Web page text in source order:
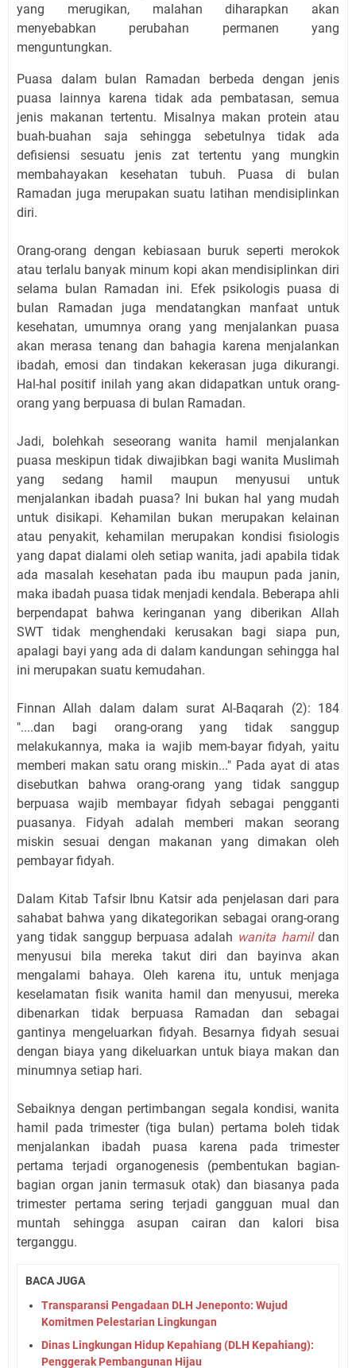
yang merugikan, malahan diharapkan akan
menyebabkan perubahan permanen yang
menguntungkan.
Puasa dalam bulan Ramadan berbeda dengan jenis
puasa lainnya karena tidak ada pembatasan, semua
jenis makanan tertentu. Misalnya makan protein atau
buah-buahan saja sehingga sebetulnya tidak ada
defisiensi sesuatu jenis zat tertentu yang mungkin
membahayakan kesehatan tubuh. Puasa di bulan
Ramadan juga merupakan suatu latihan mendisiplinkan
diri.
Orang-orang dengan kebiasaan buruk seperti merokok
atau terlalu banyak minum kopi akan mendisiplinkan diri
selama bulan Ramadan ini. Efek psikologis puasa di
bulan Ramadan juga mendatangkan manfaat untuk
kesehatan, umumnya orang yang menjalankan puasa
akan merasa tenang dan bahagia karena menjalankan
ibadah, emosi dan tindakan kekerasan juga dikurangi.
Hal-hal positif inilah yang akan didapatkan untuk orang-
orang yang berpuasa di bulan Ramadan.
Jadi, bolehkah seseorang wanita hamil menjalankan
puasa meskipun tidak diwajibkan bagi wanita Muslimah
yang sedang hamil maupun menyusui untuk
menjalankan ibadah puasa? Ini bukan hal yang mudah
untuk disikapi. Kehamilan bukan merupakan kelainan
atau penyakit, kehamilan merupakan kondisi fisiologis
yang dapat dialami oleh setiap wanita, jadi apabila tidak
ada masalah kesehatan pada ibu maupun pada janin,
maka ibadah puasa tidak menjadi kendala. Beberapa ahli
berpendapat bahwa keringanan yang diberikan Allah
SWT tidak menghendaki kerusakan bagi siapa pun,
apalagi bayi yang ada di dalam kandungan sehingga hal
ini merupakan suatu kemudahan.
Finnan Allah dalam dalam surat Al-Baqarah (2): 184
"....dan bagi orang-orang yang tidak sanggup
melakukannya, maka ia wajib mem-bayar fidyah, yaitu
memberi makan satu orang miskin..." Pada ayat di atas
disebutkan bahwa orang-orang yang tidak sanggup
berpuasa wajib membayar fidyah sebagai pengganti
puasanya. Fidyah adalah memberi makan seorang
miskin sesuai dengan makanan yang dimakan oleh
pembayar fidyah.
Dalam Kitab Tafsir Ibnu Katsir ada penjelasan dari para
sahabat bahwa yang dikategorikan sebagai orang-orang
yang tidak sanggup berpuasa adalah wanita hamildan
menyusui bila mereka takut diri dan bayinva akan
mengalami bahaya. Oleh karena itu, untuk menjaga
keselamatan fisik wanita hamil dan menyusui, mereka
dibenarkan tidak berpuasa Ramadan dan sebagai
gantinya mengeluarkan fidyah. Besarnya fidyah sesuai
dengan biaya yang dikeluarkan untuk biaya makan dan
minumnya setiap hari.
Sebaiknya dengan pertimbangan segala kondisi, wanita
hamil pada trimester (tiga bulan) pertama boleh tidak
menjalankan ibadah puasa karena pada trimester
pertama terjadi organogenesis (pembentukan bagian-
bagian organ janin termasuk otak) dan biasanya pada
trimester pertama sering terjadi gangguan mual dan
muntah sehingga asupan cairan dan kalori bisa
terganggu.
BACA JUGA
Transparansi Pengadaan DLH Jeneponto: Wujud
Komitmen Pelestarian Lingkungan
Dinas Lingkungan Hidup Kepahiang (DLH Kepahiang):
Penggerak Pembangunan Hijau